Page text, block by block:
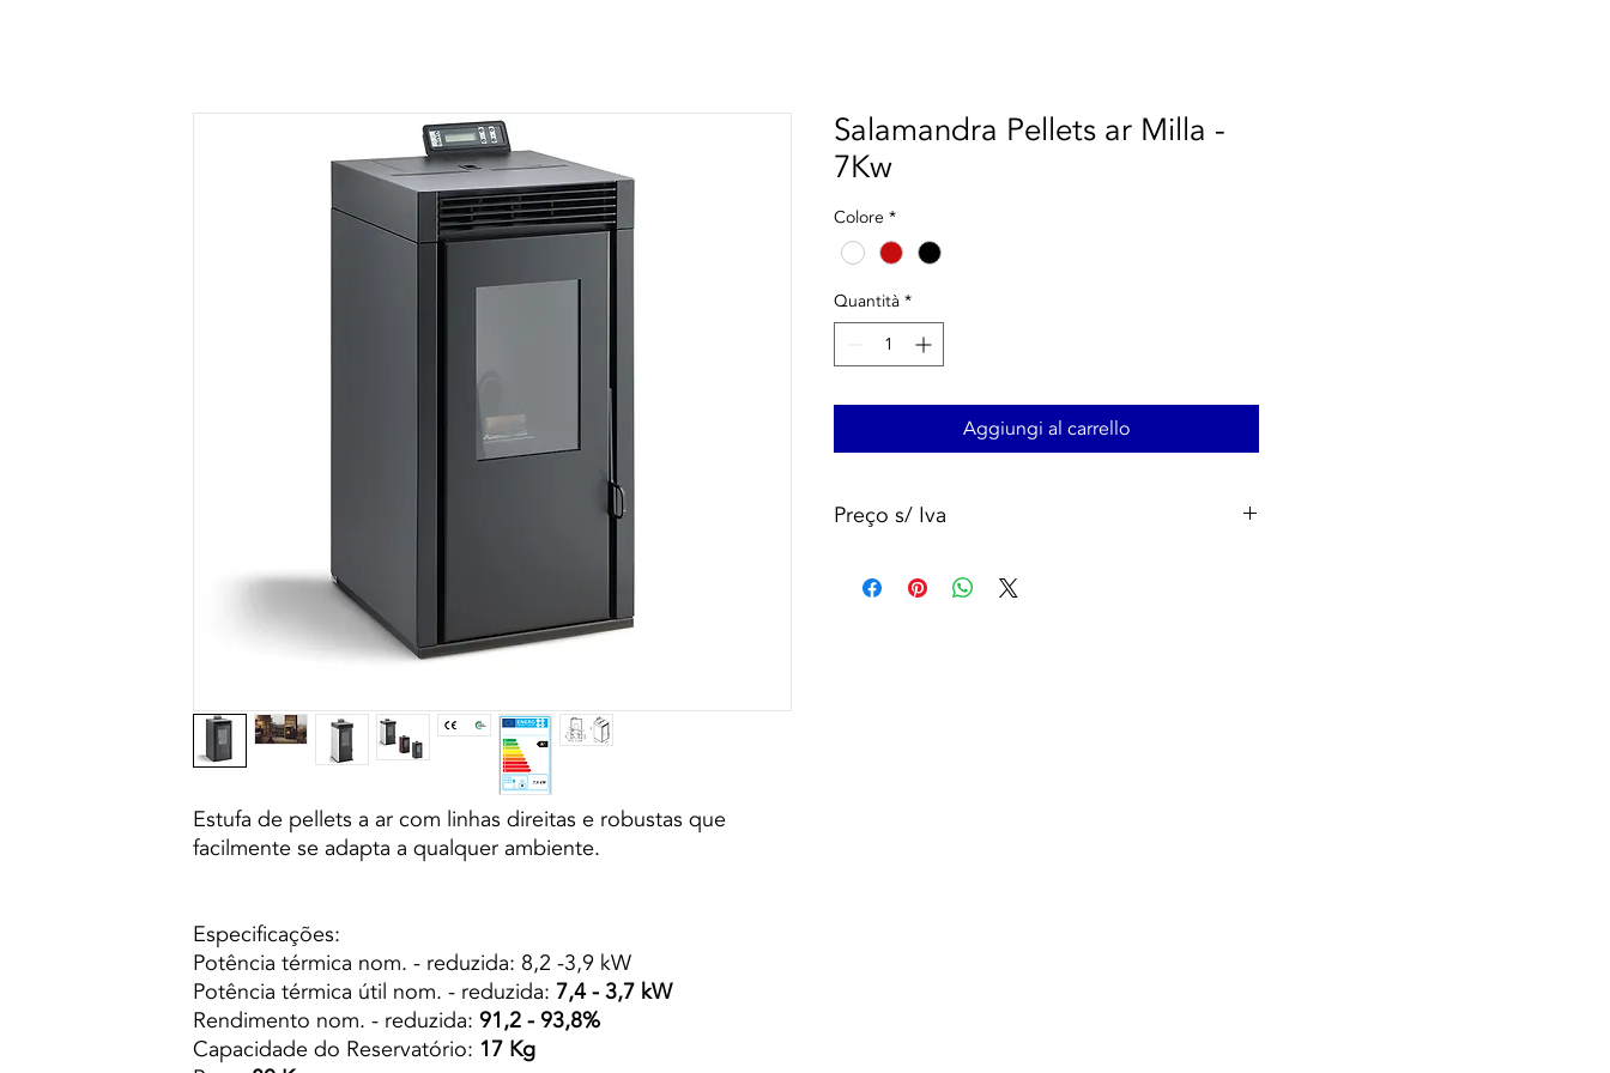
Estufa de pellets a ar com linhas direitas e robustas que
facilmente se adapta a qualquer ambiente.
Especificações:
Potência térmica nom. - reduzida: 8,2 -3,9 kW
Potência térmica útil nom. - reduzida: 7,4 - 3,7 kW
Rendimento nom. - reduzida: 91,2 - 93,8%
Capacidade do Reservatório: 17 Kg
Salamandra Pellets ar Milla -
7Kw
Colore *
Quantità *
Aggiungi al carrello
Preço s/ Iva